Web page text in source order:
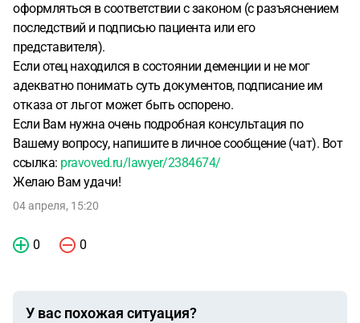
оформляться в соответствии с законом (с разъяснением
последствий и подписью пациента или его
представителя).
Если отец находился в состоянии деменции и не мог
адекватно понимать суть документов, подписание им
отказа от льгот может быть оспорено.
Если Вам нужна очень подробная консультация по
Вашему вопросу, напишите в личное сообщение (чат). Вот
ссылка: pravoved.ru/lawyer/2384674/
Желаю Вам удачи!
04 апреля, 15:20
0 0
У вас похожая ситуация?